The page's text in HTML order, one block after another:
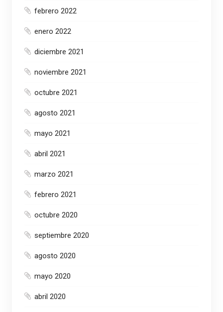
febrero 2022
enero 2022
diciembre 2021
noviembre 2021
octubre 2021
agosto 2021
mayo 2021
abril 2021
marzo 2021
febrero 2021
octubre 2020
septiembre 2020
agosto 2020
mayo 2020
abril 2020